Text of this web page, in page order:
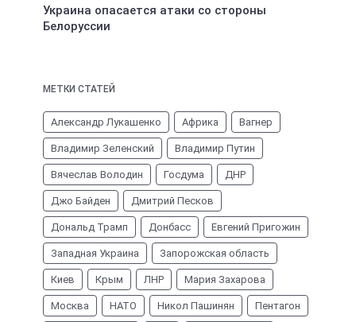
Украина опасается атаки со стороны
Белоруссии
МЕТКИ СТАТЕЙ
Александр Лукашенко Африка Вагнер
Владимир Зеленский Владимир Путин
Вячеслав Володин Госдума ДНР
Джо Байден Дмитрий Песков
Дональд Трамп Донбасс Евгений Пригожин
Западная Украина Запорожская область
Киев Крым ЛНР Мария Захарова
Москва НАТО Никол Пашинян Пентагон